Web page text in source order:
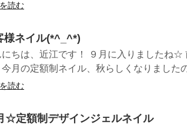
読む
様ネイル(*^_^*)
にちは、近江です！ ９月に入りましたね☆
今月の定額制ネイル、秋らしくなりました
読む
☆定額制デザインジェルネイル